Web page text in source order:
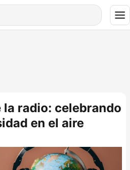
la radio: celebrando
en el aire